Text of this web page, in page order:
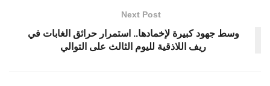
Next Post
وسط جهود كبيرة لإخمادها.. استمرار حرائق الغابات في
ريف اللاذقية لليوم الثالث على التوالي